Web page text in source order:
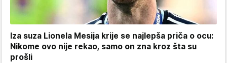
Iza suza Lionela Mesija krije se najlepša priča o ocu:
Nikome ovo nije rekao, samo on zna kroz šta su
prošli